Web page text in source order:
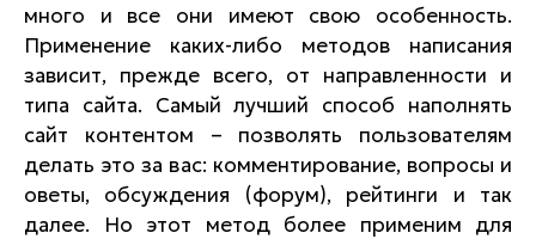
много и все они имеют свою особенность.
Применение каких-либо методов написания
зависит, прежде всего, от направленности и
типа сайта. Самый лучший способ наполнять
сайт контентом – позволять пользователям
делать это за вас: комментирование, вопросы и
оветы, обсуждения (форум), рейтинги и так
далее. Но этот метод более применим для